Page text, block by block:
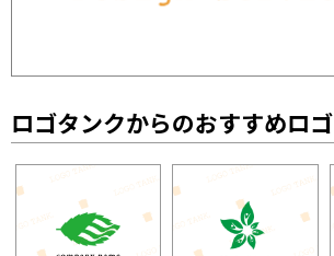
ロゴタンクからのおすすめロゴ